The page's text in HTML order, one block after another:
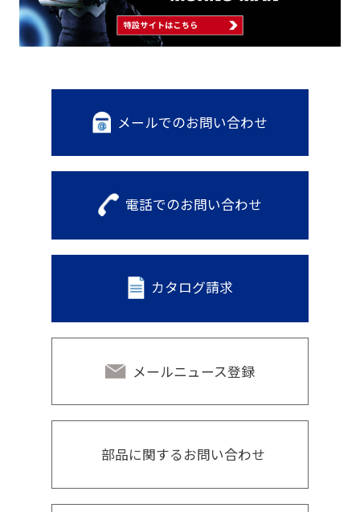
メールでのお問い合わせ
電話でのお問い合わせ
カタログ請求
メールニュース登録
部品に関するお問い合わせ